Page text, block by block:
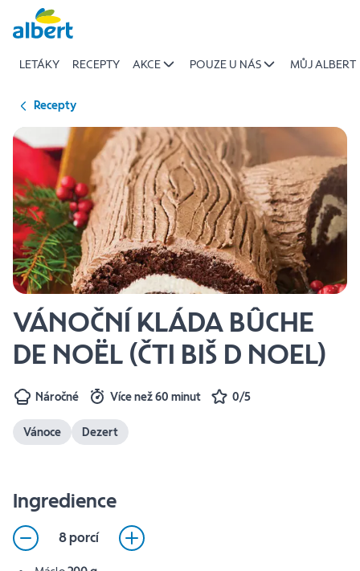
Přeskočit
LETÁKY RECEPTY AKCE POUZE U NÁS MŮJ ALBERT
Recepty
VÁNOČNÍ KLÁDA BÛCHE
DE NOËL (ČTI BIŠ D NOEL)
Náročné Více než 60 minut 0/5
Vánoce Dezert
Ingredience
8 porcí